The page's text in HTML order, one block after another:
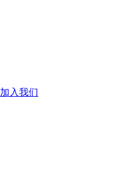
加入我们